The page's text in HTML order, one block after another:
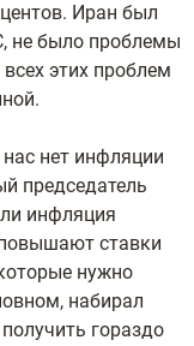
Иран был
не было проблемы
этих проблем
нет инфляции
председатель
инфляция
ставки
нужно
набирал
гораздо